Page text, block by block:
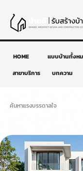
HOME แบบบ้านทั้งห
สาขาบริการ
บทความ
ค้นหาแรงบรรดาลใจ